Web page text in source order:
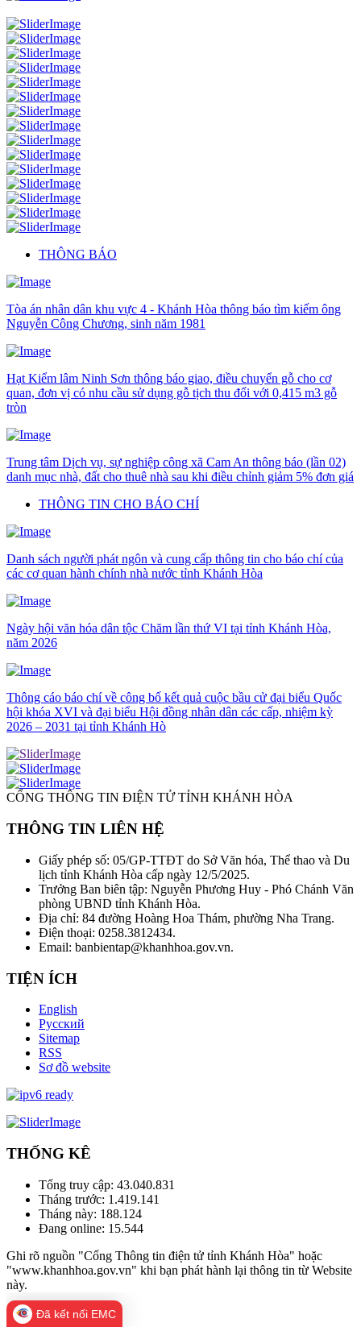
THÔNG BÁO
Tòa án nhân dân khu vực 4 - Khánh Hòa thông báo tìm kiếm ông
Nguyễn Công Chương, sinh năm 1981
Hạt Kiểm lâm Ninh Sơn thông báo giao, điều chuyển gỗ cho cơ
quan, đơn vị có nhu cầu sử dụng gỗ tịch thu đối với 0,415 m3 gỗ
tròn
Trung tâm Dịch vụ, sự nghiệp công xã Cam An thông báo (lần 02)
danh mục nhà, đất cho thuê nhà sau khi điều chỉnh giảm 5% đơn giá
THÔNG TIN CHO BÁO CHÍ
Danh sách người phát ngôn và cung cấp thông tin cho báo chí của
các cơ quan hành chính nhà nước tỉnh Khánh Hòa
Ngày hội văn hóa dân tộc Chăm lần thứ VI tại tỉnh Khánh Hòa,
năm 2026
Thông cáo báo chí về công bố kết quả cuộc bầu cử đại biểu Quốc
hội khóa XVI và đại biểu Hội đồng nhân dân các cấp, nhiệm kỳ
2026 – 2031 tại tỉnh Khánh Hò
CỔNG THÔNG TIN ĐIỆN TỬ TỈNH KHÁNH HÒA
THÔNG TIN LIÊN HỆ
Giấy phép số: 05/GP-TTĐT do Sở Văn hóa, Thể thao và Du
lịch tỉnh Khánh Hòa cấp ngày 12/5/2025.
Trưởng Ban biên tập: Nguyễn Phương Huy - Phó Chánh Văn
phòng UBND tỉnh Khánh Hòa.
Địa chỉ: 84 đường Hoàng Hoa Thám, phường Nha Trang.
Điện thoại: 0258.3812434.
Email: banbientap@khanhhoa.gov.vn.
TIỆN ÍCH
English
Русский
Sitemap
RSS
Sơ đồ website
THỐNG KÊ
Tổng truy cập: 43.040.831
Tháng trước: 1.419.141
Tháng này: 188.124
Đang online: 15.544
Ghi rõ nguồn "Cổng Thông tin điện tử tỉnh Khánh Hòa" hoặc
"www.khanhhoa.gov.vn" khi bạn phát hành lại thông tin từ Website
này.
Đã kết nối EMC